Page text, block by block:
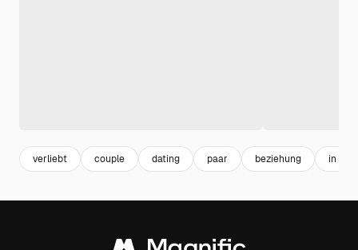
verliebt couple dating paar beziehung in love